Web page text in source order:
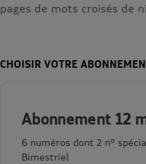
pages de mots croisés de
CHOISIR VOTRE
Abonnement 12
6 numéros dont 2 n°
Bimestriel